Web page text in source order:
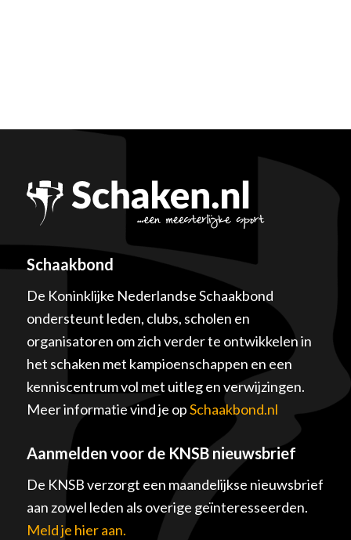
Schaakbond
De Koninklijke Nederlandse Schaakbond
ondersteunt leden, clubs, scholen en
organisatoren om zich verder te ontwikkelen in
het schaken met kampioenschappen en een
kenniscentrum vol met uitleg en verwijzingen.
Meer informatie vind je opSchaakbond.nl
Aanmelden voor de KNSB nieuwsbrief
De KNSB verzorgt een maandelijkse nieuwsbrief
aan zowel leden als overige geïnteresseerden.
Meld je hier aan.